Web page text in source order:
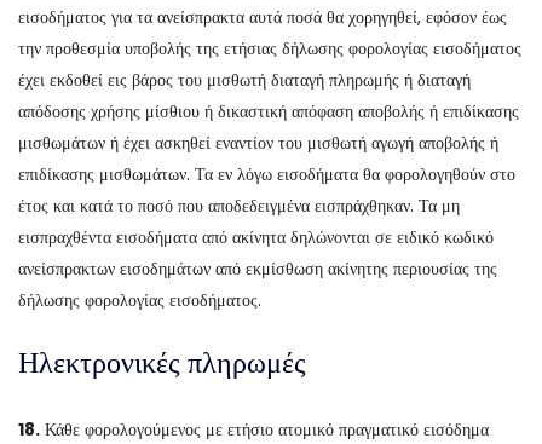
εισοδήματος για τα ανείσπρακτα αυτά ποσά θα χορηγηθεί, εφόσον έως
την προθεσμία υποβολής της ετήσιας δήλωσης φορολογίας εισοδήματος
έχει εκδοθεί εις βάρος του μισθωτή διαταγή πληρωμής ή διαταγή
απόδοσης χρήσης μίσθιου ή δικαστική απόφαση αποβολής ή επιδίκασης
μισθωμάτων ή έχει ασκηθεί εναντίον του μισθωτή αγωγή αποβολής ή
επιδίκασης μισθωμάτων. Τα εν λόγω εισοδήματα θα φορολογηθούν στο
έτος και κατά το ποσό που αποδεδειγμένα εισπράχθηκαν. Τα μη
εισπραχθέντα εισοδήματα από ακίνητα δηλώνονται σε ειδικό κωδικό
ανείσπρακτων εισοδημάτων από εκμίσθωση ακίνητης περιουσίας της
δήλωσης φορολογίας εισοδήματος.
Ηλεκτρονικές πληρωμές
18. Κάθε φορολογούμενος με ετήσιο ατομικό πραγματικό εισόδημα